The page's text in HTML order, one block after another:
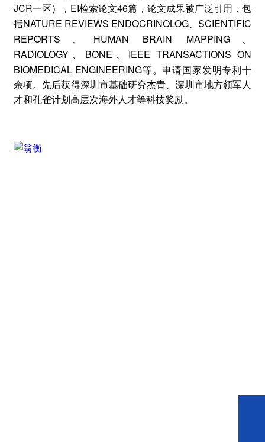
JCR一区）， EI检索论文46篇，论文成果被广泛引用，包
括NATURE REVIEWS ENDOCRINOLOG
SCIENTIFIC
REPORTS
HUMAN BRAIN MAPPING
RADIOLOGY BONE
IEEE TRANSACTIONS ON
BIOMEDICAL ENGINEERING等。申请国家发明专利十
余项。先后获得深圳市基础研究杰青、深圳市地方领军人
才和孔雀计划高层次海外人才等科技奖励。